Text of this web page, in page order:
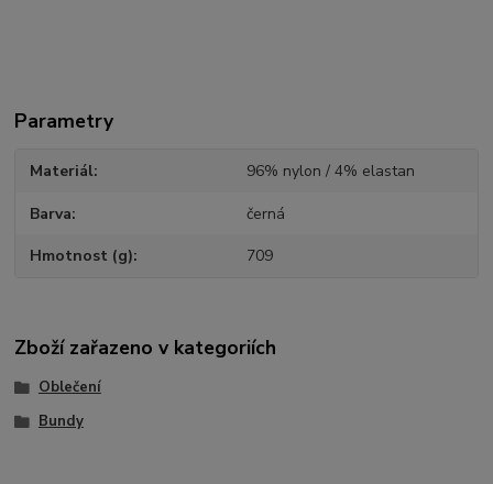
Parametry
Materiál 96% nylon / 4% elastan
Barva černá
Hmotnost (g) 709
Zboží zařazeno v kategoriích
Oblečení
Bundy